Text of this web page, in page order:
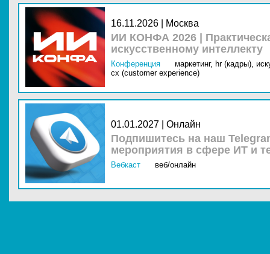
16.11.2026 | Москва
ИИ КОНФА 2026 |
искусственному интеллекту
Конференция маркетинг, hr (кадры),
cx (customer experience)
01.01.2027 | Онлайн
Подпишитесь на наш
мероприятия в сфере ИТ и
Вебкаст веб/онлайн